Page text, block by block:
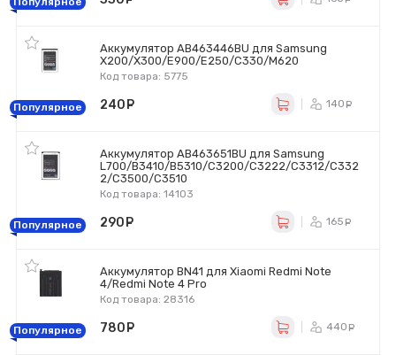
Аккумулятор AB463446BU для Samsung
X200/X300/E900/E250/C330/M620
Код товара: 5775
Популярное 240 140
Аккумулятор AB463651BU для Samsung
L700/B3410/B5310/C3200/C3222/C3312/C332
2/C3500/C3510
Код товара: 14103
Популярное 290 165
Аккумулятор BN41 для Xiaomi Redmi Note
4/Redmi Note 4 Pro
Код товара: 28316
Популярное 780 440